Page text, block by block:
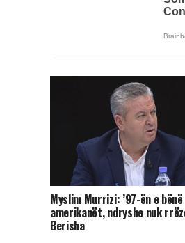
Myslim Murrizi: ’97-ën e bënë
amerikanët, ndryshe nuk
Berisha